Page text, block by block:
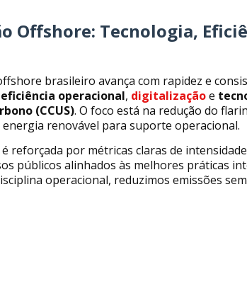
Offshore: Tecnologia,
brasileiro avança com rapidez e
eficiência operacional, digitalizaçãoe
(CCUS). O foco está na redução do
renovável para suporte operacional.
reforçada por métricas claras de
públicos alinhados às melhores práticas
operacional, reduzimos emissões